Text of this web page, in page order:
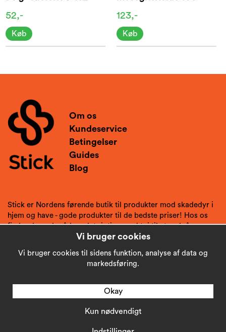
52,-
Køb
123,-
Køb
Om os
Kundeservice
Betingelser
Guides
Blog
Stick er Nordens førende butik til produkter mod skadedyr i
hjem og have - gode produkter til de bedste priser! Hos os
finder du gode råd og det rigtige værktøj til at undgå
Vi bruger cookies
Vi bruger cookies til sidens funktion, analyse af data og
markedsføring.
Kun nødvendigt
Okay